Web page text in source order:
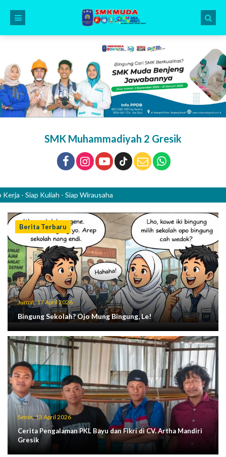
SMK Muhammadiyah 2 Gresik
Kuliah - Siap Wirausaha
Berita Terbaru
Jumat, 17 April 2026
Bingung Sekolah? Ojo Mung Bingung, Le!
Senin, 13 April 2026
Cerita Pengalaman PKL Bayu dan Fikri di CV. Artha Mandiri
Gresik